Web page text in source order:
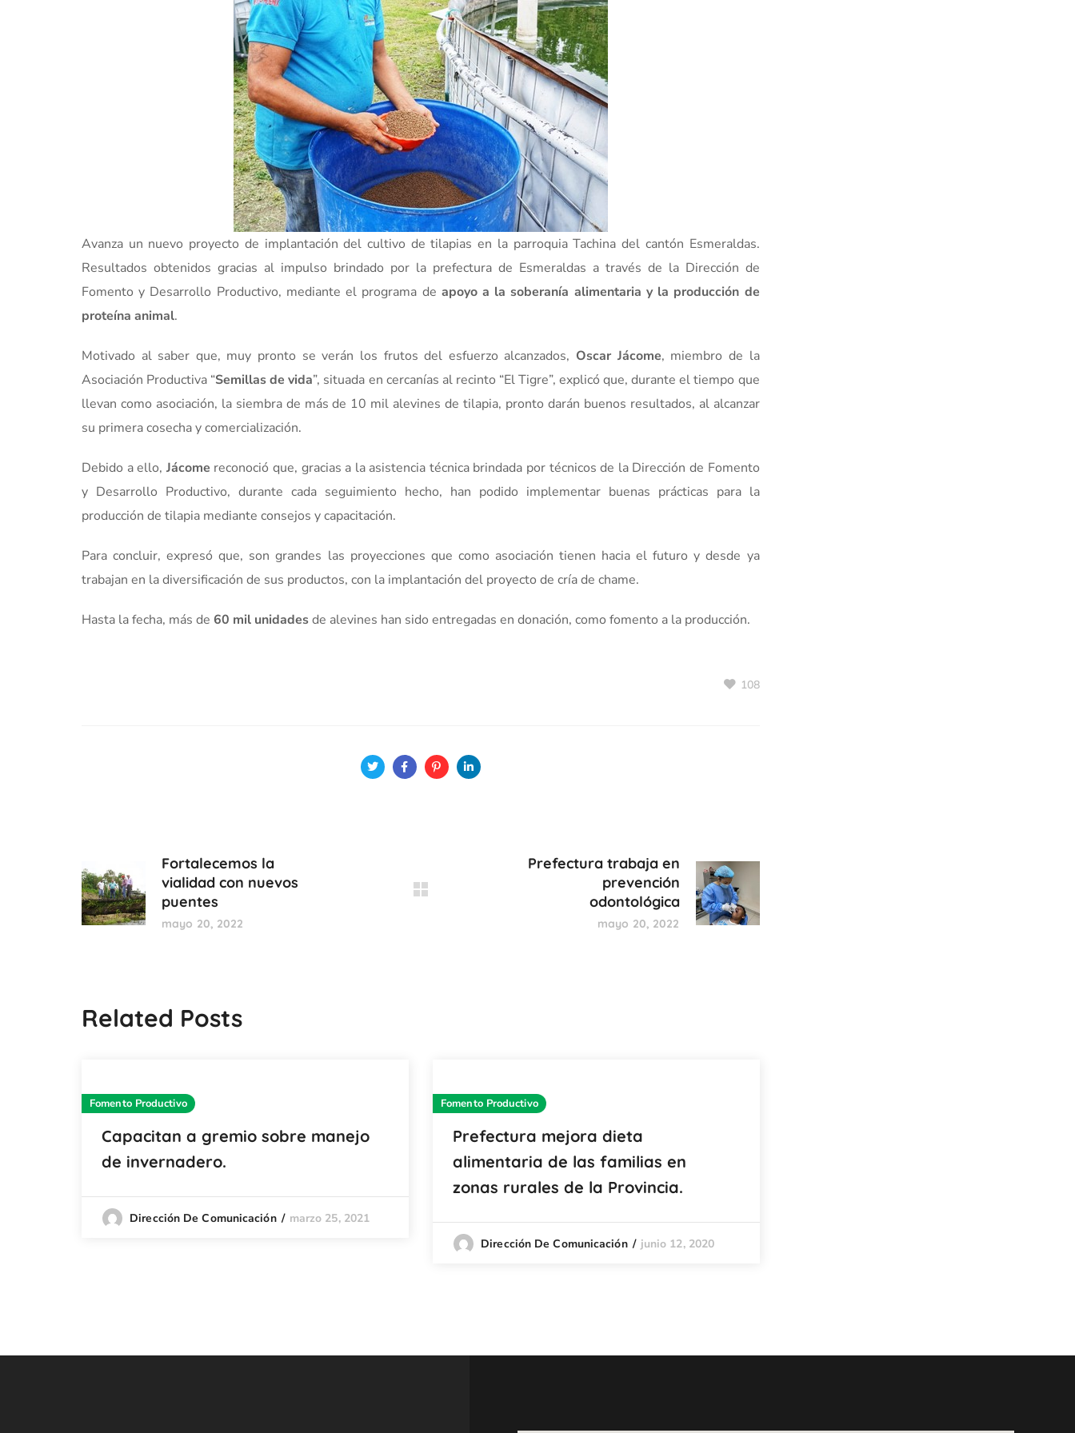
Avanza un nuevo proyecto de implantación del cultivo de tilapias en la parroquia Tachina del cantón Esmeraldas.
Resultados obtenidos gracias al impulso brindado por la prefectura de Esmeraldas a través de la Dirección de
Fomento y Desarrollo Productivo, mediante el programa de apoyo a la soberanía alimentaria y la producción de
proteína animal.
Motivado al saber que, muy pronto se verán los frutos del esfuerzo alcanzados, Oscar Jácome, miembro de la
Asociación Productiva “Semillas de vida”, situada en cercanías al recinto “El Tigre”, explicó que, durante el tiempo que
llevan como asociación, la siembra de más de 10 mil alevines de tilapia, pronto darán buenos resultados, al alcanzar
su primera cosecha y comercialización.
Debido a ello, Jácome reconoció que, gracias a la asistencia técnica brindada por técnicos de la Dirección de Fomento
y Desarrollo Productivo, durante cada seguimiento hecho, han podido implementar buenas prácticas para la
producción de tilapia mediante consejos y capacitación.
Para concluir, expresó que, son grandes las proyecciones que como asociación tienen hacia el futuro y desde ya
trabajan en la diversificación de sus productos, con la implantación del proyecto de cría de chame.
Hasta la fecha, más de 60 mil unidadesde alevines han sido entregadas en donación, como fomento a la producción.
108
Fortalecemos la
vialidad con nuevos
puentes
mayo 20, 2022
Prefectura trabaja en
prevención
odontológica
mayo 20, 2022
Related Posts
Fomento Productivo
Capacitan a gremio sobre manejo
de invernadero.
Dirección De Comunicación marzo 25, 2021
Fomento Productivo
Prefectura mejora dieta
alimentaria de las familias en
zonas rurales de la Provincia.
Dirección De Comunicación junio 12, 2020